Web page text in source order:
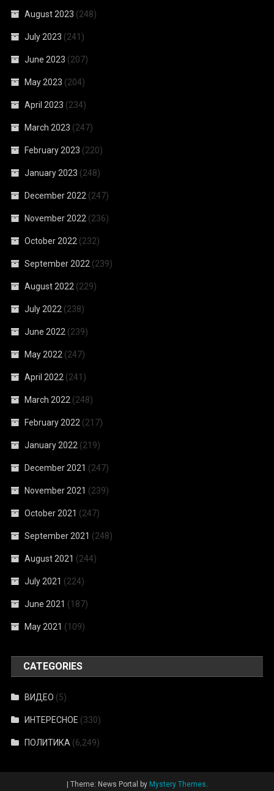
August 2023 (248)
July 2023 (241)
June 2023 (207)
May 2023 (204)
April 2023 (234)
March 2023 (247)
February 2023 (220)
January 2023 (248)
December 2022 (247)
November 2022 (236)
October 2022 (232)
September 2022 (239)
August 2022 (229)
July 2022 (238)
June 2022 (239)
May 2022 (247)
April 2022 (241)
March 2022 (248)
February 2022 (217)
January 2022 (219)
December 2021 (247)
November 2021 (239)
October 2021 (247)
September 2021 (248)
August 2021 (244)
July 2021 (224)
June 2021 (187)
May 2021 (109)
CATEGORIES
ВИДЕО (5)
ИНТЕРЕСНОЕ (330)
ПОЛИТИКА (6,249)
Theme: News Portal by Mystery Themes.